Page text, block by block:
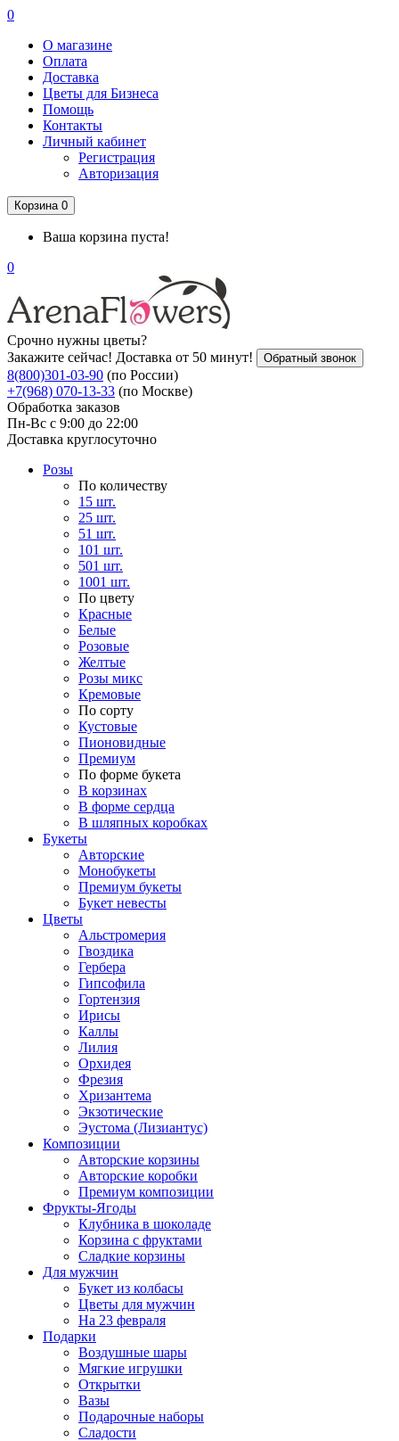
0
О магазине
Оплата
Доставка
Цветы для Бизнеса
Помощь
Контакты
Личный кабинет
Регистрация
Авторизация
Корзина 0
Ваша корзина пуста!
0
Срочно нужны цветы?
Закажите сейчас! Доставка от 50 минут!
Обратный звонок
8(800)301-03-90 (по России)
+7(968) 070-13-33 (по Москве)
Обработка заказов
Пн-Вс с 9:00 до 22:00
Доставка круглосуточно
Розы
По количеству
15 шт.
25 шт.
51 шт.
101 шт.
501 шт.
1001 шт.
По цвету
Красные
Белые
Розовые
Желтые
Розы микс
Кремовые
По сорту
Кустовые
Пионовидные
Премиум
По форме букета
В корзинах
В форме сердца
В шляпных коробках
Букеты
Авторские
Монобукеты
Премиум букеты
Букет невесты
Цветы
Альстромерия
Гвоздика
Гербера
Гипсофила
Гортензия
Ирисы
Каллы
Лилия
Орхидея
Фрезия
Хризантема
Экзотические
Эустома (Лизиантус)
Композиции
Авторские корзины
Авторские коробки
Премиум композиции
Фрукты-Ягоды
Клубника в шоколаде
Корзина с фруктами
Сладкие корзины
Для мужчин
Букет из колбасы
Цветы для мужчин
На 23 февраля
Подарки
Воздушные шары
Мягкие игрушки
Открытки
Вазы
Подарочные наборы
Сладости